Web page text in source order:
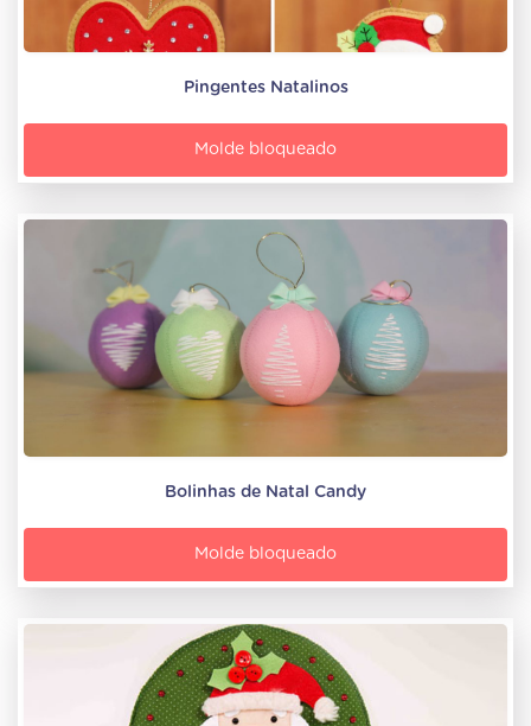
Pingentes Natalinos
Molde bloqueado
Bolinhas de Natal Candy
Molde bloqueado